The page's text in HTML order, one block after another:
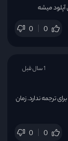
میشه
0 0
ترجمه ندارد. زمان
0 0
1 سال قبل